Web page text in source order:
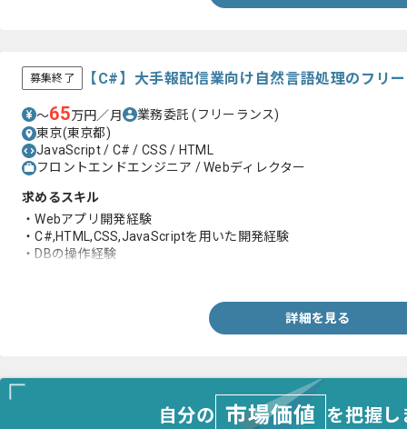
募集終了 【C#】大手報配信業向け自然言語処理のフリ
〜65万円／月 業務委託(フリーランス)
東京(東京都)
JavaScript / C# / CSS / HTML
フロントエンドエンジニア / Webディレクター
求めるスキル
・Webアプリ開発経験
・C#,HTML,CSS,JavaScriptを用いた開発経験
・DBの操作経験
詳細を見る
自分の 市場価値 を把握